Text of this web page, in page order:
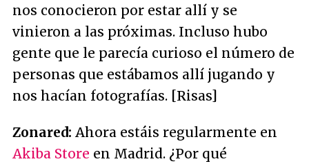
nos conocieron por estar allí y se
vinieron a las próximas. Incluso hubo
gente que le parecía curioso el número de
personas que estábamos allí jugando y
nos hacían fotografías. [Risas]
Zonared: Ahora estáis regularmente en
Akiba Store en Madrid. ¿Por qué